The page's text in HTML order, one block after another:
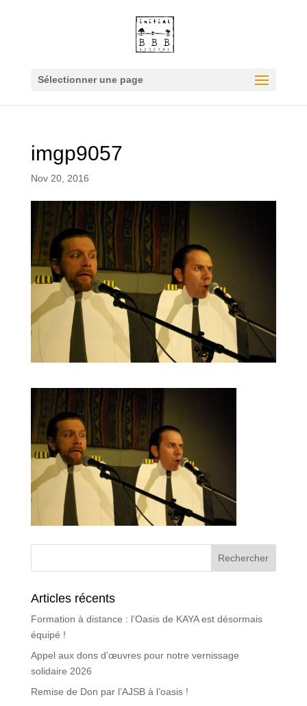
Sélectionner une page
imgp9057
Nov 20, 2016
Articles récents
Formation à distance : l’Oasis de KAYA est désormais
équipé !
Appel aux dons d’œuvres pour notre vernissage
solidaire 2026
Remise de Don par l’AJSB à l’oasis !